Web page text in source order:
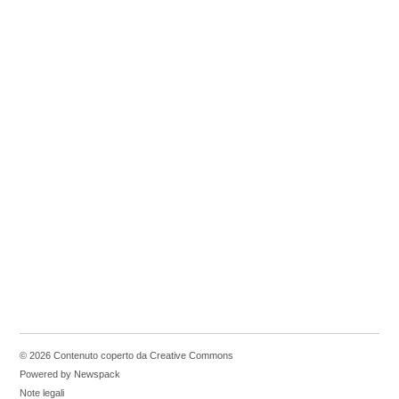
© 2026 Contenuto coperto da Creative Commons
Powered by Newspack
Note legali